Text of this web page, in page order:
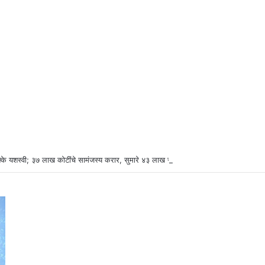
यशस्वी; ३७ लाख कोटींचे सामंजस्य करार, सुमारे ४३ लाख रोजगारनिर्मिती – उद्योगमंत्री डॉ.